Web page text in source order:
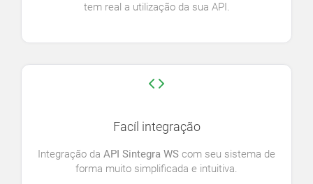
tem real a utilização da sua API.
Facíl integração
Integração da API Sintegra WS com seu sistema de
forma muito simplificada e intuitiva.